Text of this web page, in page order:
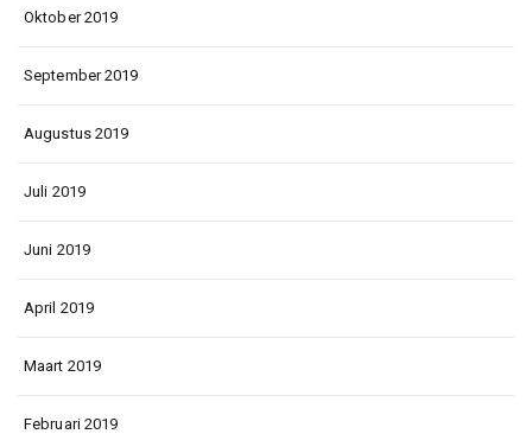
Oktober 2019
September 2019
Augustus 2019
Juli 2019
Juni 2019
April 2019
Maart 2019
Februari 2019